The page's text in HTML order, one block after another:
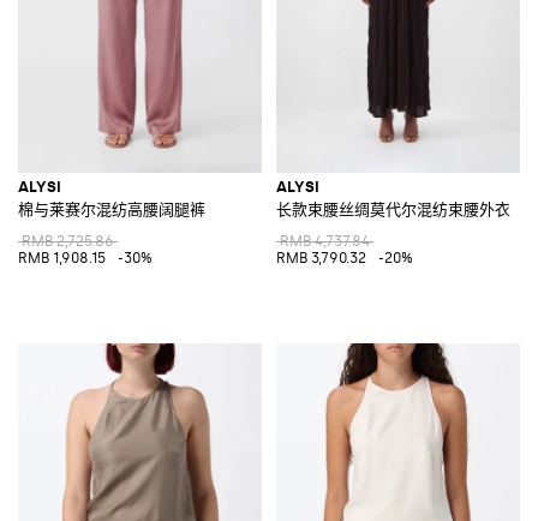
ALYSI
棉与莱赛尔混纺高腰阔腿裤
RMB 2,725.86
RMB 1,908.15
-30%
ALYSI
长款束腰丝绸莫代尔混纺束腰外衣
RMB 4,737.84
RMB 3,790.32
-20%